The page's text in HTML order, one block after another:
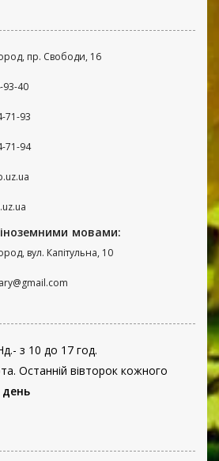
пр. Свободи, 16
93-40
71-93
71-94
мовами:
вул. Капітульна, 10
з 10 до 17 год.
Останній вівторок кожного
день